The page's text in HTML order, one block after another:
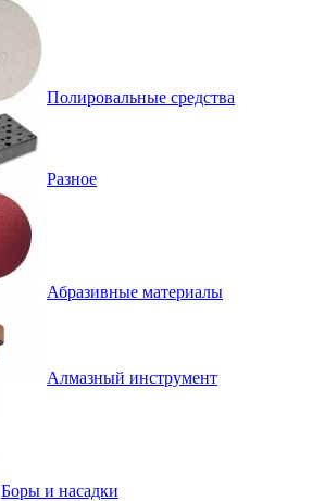
Полировальные средства
Разное
Абразивные материалы
Алмазный инструмент
Боры и насадки